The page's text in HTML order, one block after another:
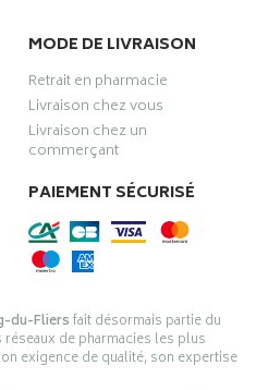
MODE DE LIVRAISON
Retrait en pharmacie
Livraison chez vous
Livraison chez un
commerçant
PAIEMENT SÉCURISÉ
du-Fliersfait désormais partie du
réseaux de pharmacies les plus
exigence de qualité, son expertise